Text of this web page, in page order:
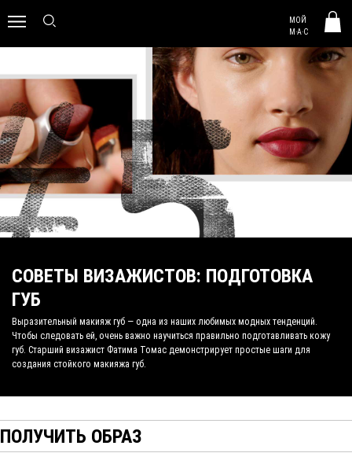
МОЙ
M·A·C
СОВЕТЫ ВИЗАЖИСТОВ: ПОДГОТОВКА
ГУБ
Выразительный макияж губ — одна из наших любимых модных тенденций.
Чтобы следовать ей, очень важно научиться правильно подготавливать кожу
губ. Старший визажист Фатима Томас демонстрирует простые шаги для
создания стойкого макияжа губ.
ПОЛУЧИТЬ ОБРАЗ